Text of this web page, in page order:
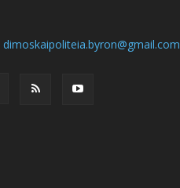
dimoskaipoliteia.byron@gmail.com